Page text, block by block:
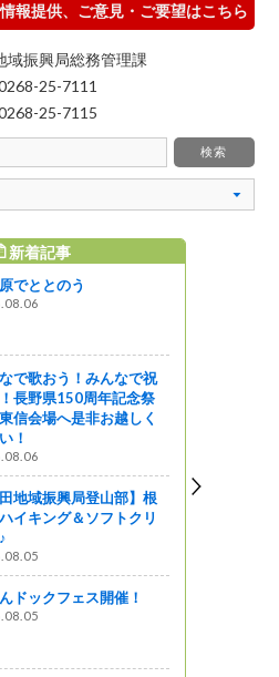
報提供、ご意見・ご要望はこちら
域振興局総務管理課
25-7111
25-7115
TOP5
)8/9(日)開催！第65回信
七夕まつり
大手〖HOTELLI SAL
素敵なランチを食べまし
地域振興局登山部】根
ハイキング＆ソフトクリ
ツ屋さんでモーニング
市常磐城『NAGMO DO
』